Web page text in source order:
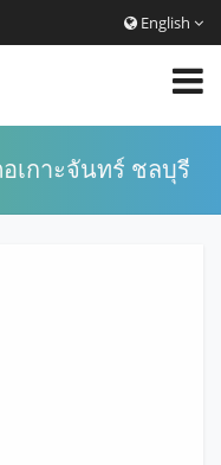
English
เกาะจันทร์ ชลบุรี